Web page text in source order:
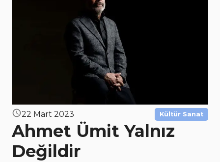
22 Mart 2023 Kültür Sanat
Ahmet Ümit Yalnız
Değildir